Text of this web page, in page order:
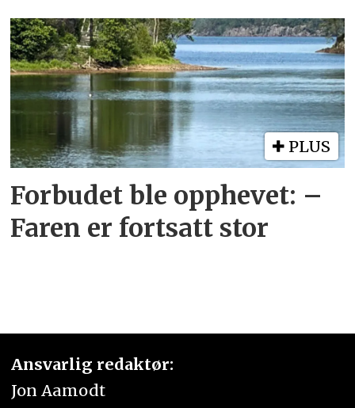
PLUS
Forbudet ble opphevet: –
Faren er fortsatt stor
Ansvarlig redaktør:
Jon Aamodt